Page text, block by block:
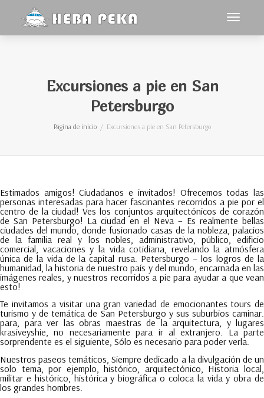
Excursiones a pie en San
Petersburgo
Página de inicio Excursiones a pie en San Petersburgo
Estimados amigos! Ciudadanos e invitados! Ofrecemos todas las
personas interesadas para hacer fascinantes recorridos a pie por el
centro de la ciudad! Ves los conjuntos arquitectónicos de corazón
de San Petersburgo! La ciudad en el Neva – Es realmente bellas
ciudades del mundo, donde fusionado casas de la nobleza, palacios
de la familia real y los nobles, administrativo, público, edificio
comercial, vacaciones y la vida cotidiana, revelando la atmósfera
única de la vida de la capital rusa. Petersburgo – los logros de la
humanidad, la historia de nuestro país y del mundo, encarnada en las
imágenes reales, y nuestros recorridos a pie para ayudar a que vean
esto!
Te invitamos a visitar una gran variedad de emocionantes tours de
turismo y de temática de San Petersburgo y sus suburbios caminar.
para, para ver las obras maestras de la arquitectura, y lugares
krasiveyshie, no necesariamente para ir al extranjero. La parte
sorprendente es el siguiente, Sólo es necesario para poder verla.
Nuestros paseos temáticos, Siempre dedicado a la divulgación de un
solo tema, por ejemplo, histórico, arquitectónico, Historia local,
militar e histórico, histórica y biográfica o coloca la vida y obra de
los grandes hombres.